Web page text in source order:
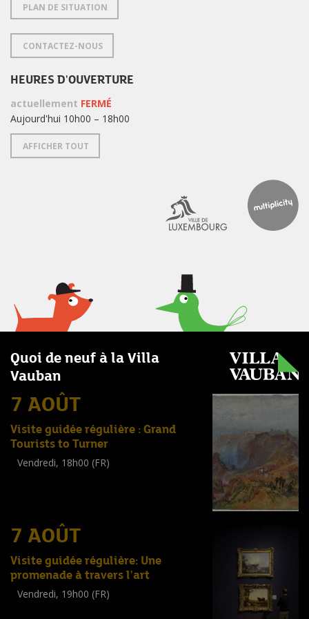
PLAN DE SITUATION
CONTACTEZ-NOUS
HEURES D'OUVERTURE
actuellement FERMÉ
Aujourd'hui 10h00 – 18h00
AFFICHER TOUT
Quoi de neuf à la Villa
Vauban
7 AOÛT
Visite guidée régulière : Grand
Tourists to Turner
Vendredi, 18h00 (FR)
7 AOÛT
Visite guidée régulière: Une
promenade à travers l'art
Vendredi, 19h00 (FR)